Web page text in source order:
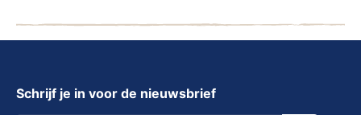
Schrijf je in voor de nieuwsbrief